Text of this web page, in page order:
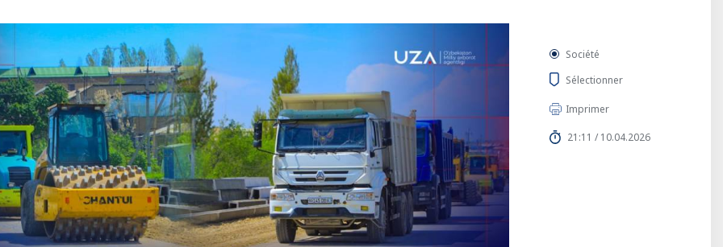
Société
Sélectionner
Imprimer
21:11 / 10.04.2026